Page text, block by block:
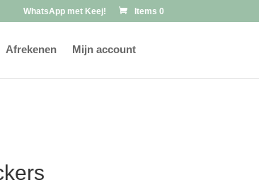
WhatsApp met Keej! Items 0
Afrekenen Mijn account